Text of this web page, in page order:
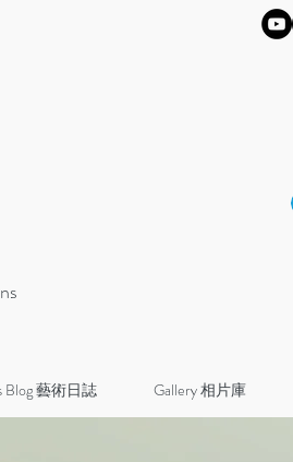
Blog 藝術日誌 Gallery 相片庫